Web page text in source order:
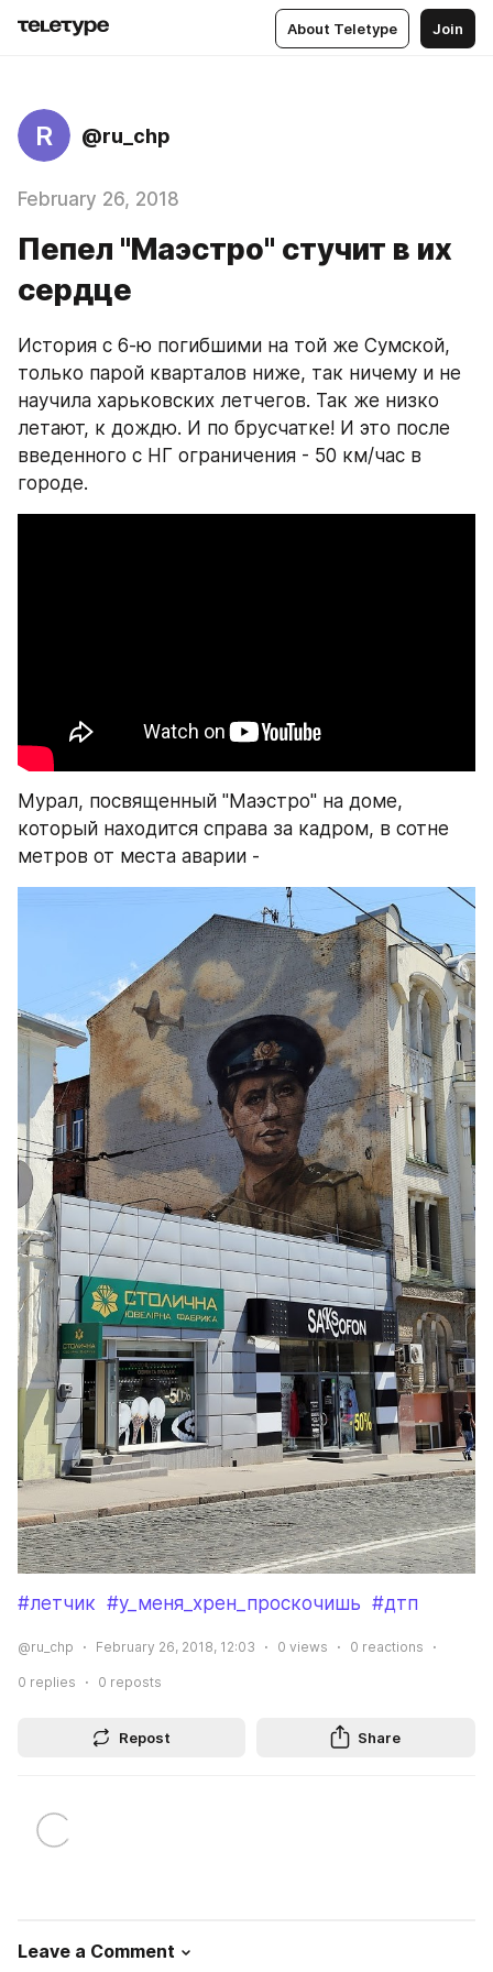
About Teletype Join
R @ru_chp
February 26, 2018
Пепел "Маэстро" стучит в их
сердце
История с 6-ю погибшими на той же Сумской,
только парой кварталов ниже, так ничему и не
научила харьковских летчегов. Так же низко
летают, к дождю. И по брусчатке! И это после
введенного с НГ ограничения - 50 км/час в
городе.
Мурал, посвященный "Маэстро" на доме,
который находится справа за кадром, в сотне
метров от места аварии -
#летчик #у_меня_хрен_проскочишь #дтп
@ru_chp February 26, 2018, 12:03 0 views 0 reactions
0 replies 0 reposts
Repost Share
Leave a Comment